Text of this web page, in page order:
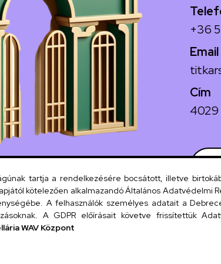
+36
Email
Cím
4029
tartja a rendelkezésére bocsátott, illetve
kötelezően alkalmazandó Általános
A felhasználók személyes adatait a
A GDPR előírásait követve frissítettük
WAV Központ